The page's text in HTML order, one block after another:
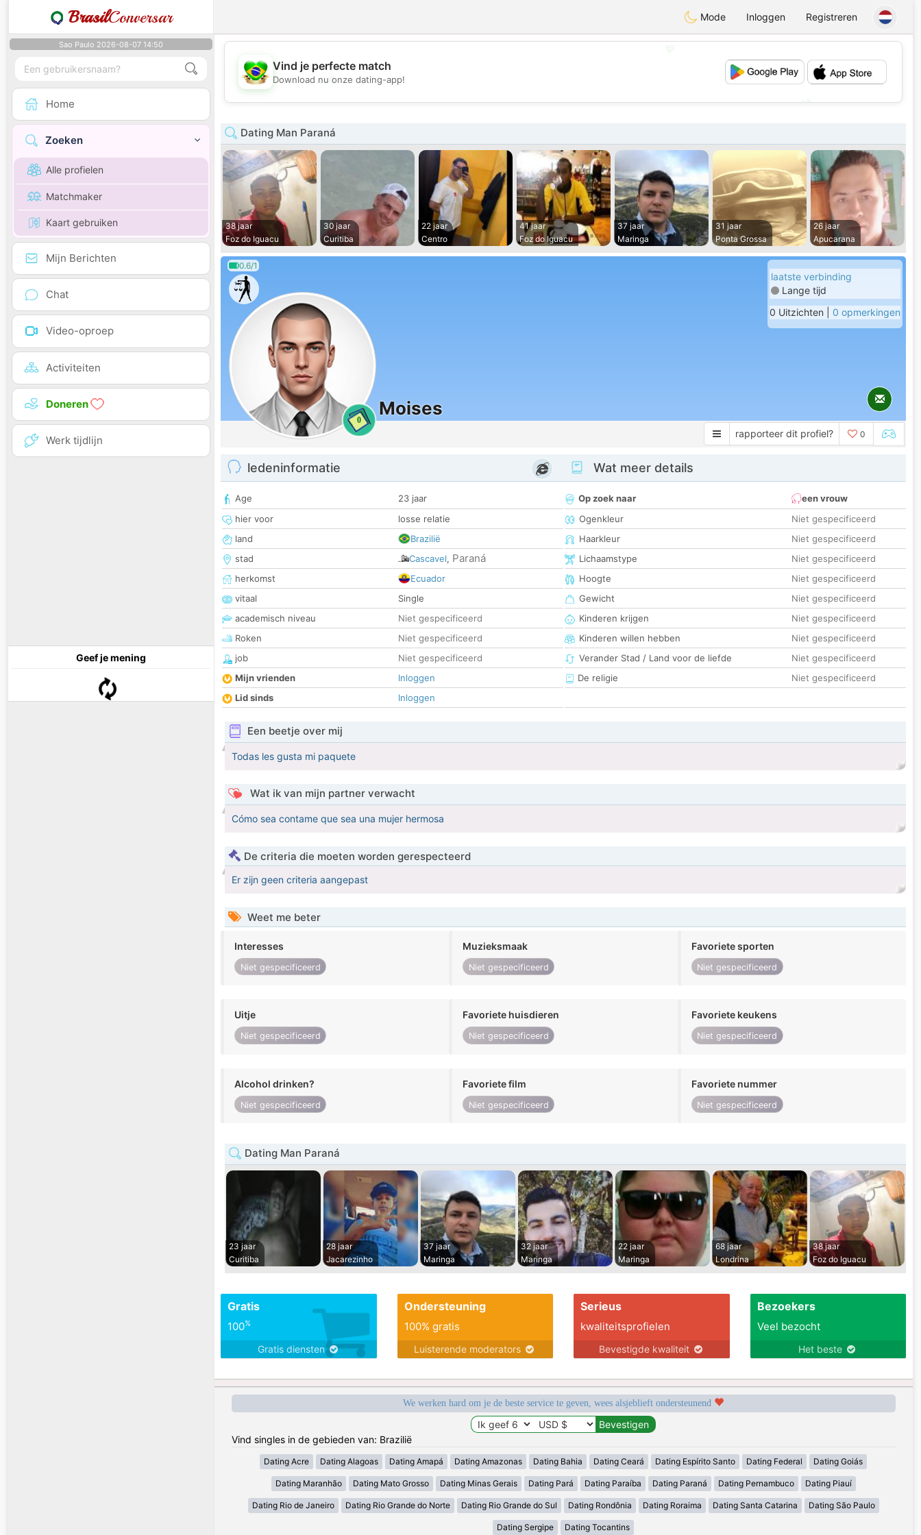
BrasilConversar Mode Inloggen Registreren
Sao Paulo 2026-08-07 14:50
Home
Zoeken
Alle profielen
Matchmaker
Kaart gebruiken
Mijn Berichten
Chat
Video-oproep
Activiteiten
Doneren
Werk tijdlijn
Geef je mening
💕
Vind je perfecte match
Download nu onze dating-app!
Dating Man Paraná
38 jaar
Foz do Iguacu
30 jaar
Curitiba
22 jaar
Centro
41 jaar
Foz do Iguacu
37 jaar
Maringa
31 jaar
Ponta Grossa
26 jaar
Apucarana
0.6/1
0
Moises
laatste verbinding
Lange tijd
0 Uitzichten | 0 opmerkingen
rapporteer dit profiel? 0
ledeninformatie
Age
23 jaar
hier voor
losse relatie
land
Brazilië
stad
Cascavel, Paraná
herkomst
Ecuador
vitaal
Single
academisch niveau
Niet gespecificeerd
Roken
Niet gespecificeerd
job
Niet gespecificeerd
Mijn vrienden
Inloggen
Lid sinds
Inloggen
Wat meer details
Op zoek naar
een vrouw
Ogenkleur
Niet gespecificeerd
Haarkleur
Niet gespecificeerd
Lichaamstype
Niet gespecificeerd
Hoogte
Niet gespecificeerd
Gewicht
Niet gespecificeerd
Kinderen krijgen
Niet gespecificeerd
Kinderen willen hebben
Niet gespecificeerd
Verander Stad / Land voor de liefde
Niet gespecificeerd
De religie
Niet gespecificeerd
Een beetje over mij
Todas les gusta mi paquete
Wat ik van mijn partner verwacht
Cómo sea contame que sea una mujer hermosa
De criteria die moeten worden gerespecteerd
Er zijn geen criteria aangepast
Weet me beter
Interesses
Niet gespecificeerd
Muzieksmaak
Niet gespecificeerd
Favoriete sporten
Niet gespecificeerd
Uitje
Niet gespecificeerd
Favoriete huisdieren
Niet gespecificeerd
Favoriete keukens
Niet gespecificeerd
Alcohol drinken?
Niet gespecificeerd
Favoriete film
Niet gespecificeerd
Favoriete nummer
Niet gespecificeerd
Dating Man Paraná
23 jaar
Curitiba
28 jaar
Jacarezinho
37 jaar
Maringa
32 jaar
Maringa
22 jaar
Maringa
68 jaar
Londrina
38 jaar
Foz do Iguacu
Gratis
100%
Gratis diensten
Ondersteuning
100% gratis
Luisterende moderators
Serieus
kwaliteitsprofielen
Bevestigde kwaliteit
Bezoekers
Veel bezocht
Het beste
We werken hard om je de beste service te geven, wees alsjeblieft ondersteunend
Vind singles in de gebieden van: Brazilië
Dating Acre Dating Alagoas Dating Amapá Dating Amazonas Dating Bahia Dating Ceará Dating Espírito Santo Dating Federal Dating Goiás
Dating Maranhão Dating Mato Grosso Dating Minas Gerais Dating Pará Dating Paraíba Dating Paraná Dating Pernambuco Dating Piauí
Dating Rio de Janeiro Dating Rio Grande do Norte Dating Rio Grande do Sul Dating Rondônia Dating Roraima Dating Santa Catarina Dating São Paulo
Dating Sergipe Dating Tocantins